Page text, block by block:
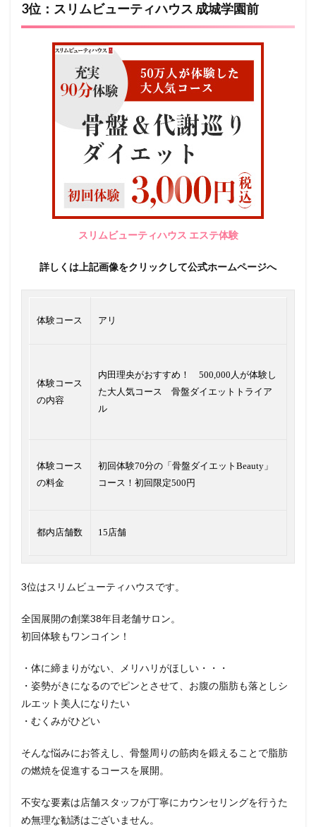
3位：スリムビューティハウス 成城学園前
スリムビューティハウス エステ体験
詳しくは上記画像をクリックして公式ホームページへ
体験コース アリ
体験コース
の内容
内田理央がおすすめ！ 500,000人が体験し
た大人気コース 骨盤ダイエットトライア
ル
体験コース
の料金
初回体験70分の「骨盤ダイエットBeauty」
コース！初回限定500円
都内店舗数 15店舗
3位はスリムビューティハウスです。
全国展開の創業38年目老舗サロン。
初回体験もワンコイン！
・体に締まりがない、メリハリがほしい・・・
・姿勢がきになるのでピンとさせて、お腹の脂肪も落としシ
ルエット美人になりたい
・むくみがひどい
そんな悩みにお答えし、骨盤周りの筋肉を鍛えることで脂肪
の燃焼を促進するコースを展開。
不安な要素は店舗スタッフが丁寧にカウンセリングを行うた
め無理な勧誘はございません。